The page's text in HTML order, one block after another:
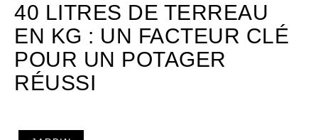
40 LITRES DE TERREAU
EN KG : UN FACTEUR CLÉ
POUR UN POTAGER
RÉUSSI